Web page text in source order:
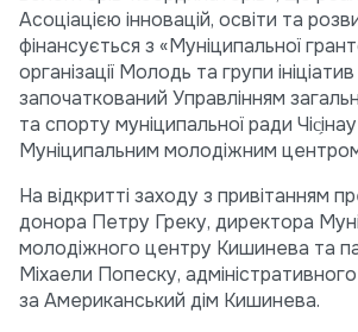
Асоціацією інновацій, освіти та
фінансується з «Муніципальної
організації Молодь та групи
започаткований Управлінням
та спорту муніципальної ради
Муніципальним молодіжним центром
На відкритті заходу з привітанням
донора Петру Греку, директора
молодіжного центру Кишинева та
Міхаели Попеску,
за Американський дім Кишинева.